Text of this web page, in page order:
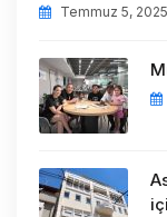
Temmuz 5, 2025